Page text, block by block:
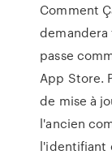
Comment
passe
App Store.
de mise à
l'ancien
l'identifiant